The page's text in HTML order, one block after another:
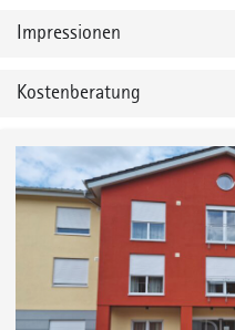
Impressionen
Kostenberatung